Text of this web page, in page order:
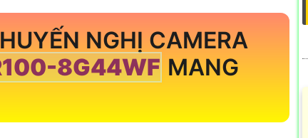
NGHỊ CAMERA
8G44WF MANG